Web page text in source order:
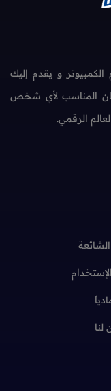
و يقدم إليك
المناسب لأي شخص
الرقمي.
لنا